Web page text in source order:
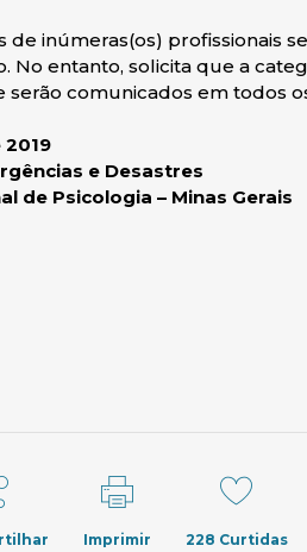
de inúmeras(os) profissionais
No entanto, solicita que a
comunicados em todos
e Desastres
de Psicologia – Minas Gerais
Imprimir 228 Curtidas